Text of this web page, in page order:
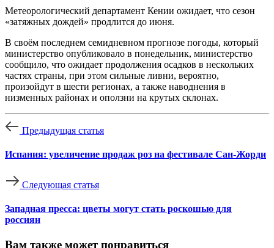
Метеорологический департамент Кении ожидает, что сезон
«затяжных дождей» продлится до июня.
В своём последнем семидневном прогнозе погоды, который
министерство опубликовало в понедельник, министерство
сообщило, что ожидает продолжения осадков в нескольких
частях страны, при этом сильные ливни, вероятно,
произойдут в шести регионах, а также наводнения в
низменных районах и оползни на крутых склонах.
Предыдущая статья
Испания: увеличение продаж роз на фестивале Сан-Жорди
Следующая статья
Западная пресса: цветы могут стать роскошью для
россиян
Вам также может понравиться